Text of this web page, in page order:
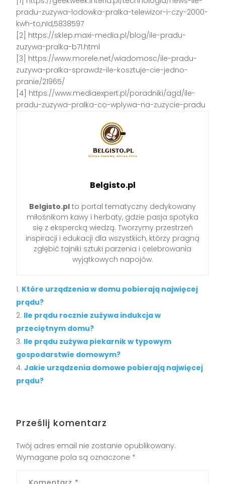
pradu-zuzywa-lodowka-pralka-telewizor-i-czy-2000-
kwh-to,nId,5838597
[2] https://sklep.maxi-media.pl/blog/ile-pradu-
zuzywa-pralka-b71.html
[3] https://www.morele.net/wiadomosc/ile-pradu-
zuzywa-pralka-sprawdz-ile-kosztuje-cie-jedno-
pranie/21965/
[4] https://www.mediaexpert.pl/poradniki/agd/ile-
pradu-zuzywa-pralka-co-wplywa-na-zuzycie-pradu
Belgisto.pl
Belgisto.pl to portal tematyczny dedykowany
miłośnikom kawy i herbaty, gdzie pasja spotyka
się z ekspercką wiedzą. Tworzymy przestrzeń
inspiracji i edukacji dla wszystkich, którzy pragną
zgłębić tajniki sztuki parzenia i celebrowania
wyjątkowych napojów.
Które urządzenia w domu pobierają najwięcej
prądu?
Ile prądu rocznie zużywa indukcja w
przeciętnym domu?
Ile prądu zużywa piekarnik w typowym
gospodarstwie domowym?
Jakie urządzenia domowe pobierają najwięcej
prądu?
Prześlij komentarz
Twój adres email nie zostanie opublikowany.
Wymagane pola są oznaczone *